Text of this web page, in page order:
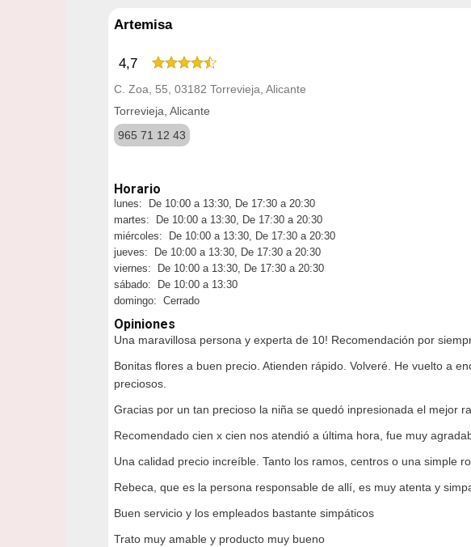
Artemisa
4,7
C. Zoa, 55, 03182 Torrevieja, Alicante
Torrevieja, Alicante
965 71 12 43
Horario
lunes: De 10:00 a 13:30, De 17:30 a 20:30
martes: De 10:00 a 13:30, De 17:30 a 20:30
miércoles: De 10:00 a 13:30, De 17:30 a 20:30
jueves: De 10:00 a 13:30, De 17:30 a 20:30
viernes: De 10:00 a 13:30, De 17:30 a 20:30
sábado: De 10:00 a 13:30
domingo: Cerrado
Opiniones
Una maravillosa persona y experta de 10! Recomendación por
Bonitas flores a buen precio. Atienden rápido. Volveré. He vuelto a
preciosos.
Gracias por un tan precioso la niña se quedó inpresionada el mejor
Recomendado cien x cien nos atendió a última hora, fue muy
Una calidad precio increíble. Tanto los ramos, centros o una simple
Rebeca, que es la persona responsable de allí, es muy atenta y
Buen servicio y los empleados bastante simpáticos
Trato muy amable y producto muy bueno